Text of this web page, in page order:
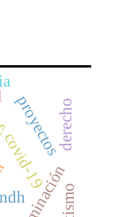
covid-19
proyectosderecho